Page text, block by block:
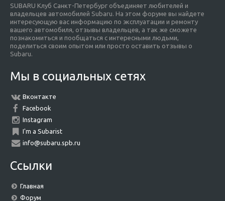
SUBARU Клуб Санкт-Петербург объединяет любителей и
владельцев автомобилей Subaru. На этом форуме вы найдете
интересующую вас информацию по эксплуатации и ремонту
вашего автомобиля, отзывы владельцев, а так же сможете
познакомиться и пообщаться с интересными людьми,
поделиться своим опытом или просто оставить отзывы о
Subaru.
Мы в социальных сетях
Вконтакте
Facebook
Instagram
I'm a Subarist
info@subaru.spb.ru
Ссылки
Главная
Форум